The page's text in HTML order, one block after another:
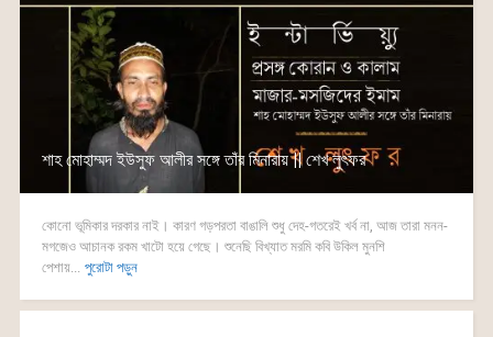
শাহ মোহাম্মদ ইউসুফ আলীর সঙ্গে তাঁর মিনারায় || শেখ লুৎফর
কোনো ভূমিকার দরকার নাই। কারণ গড়পরতা বাঙালি শুধু দেহ-গতরেই খর্ব না, আজ তারা মনন-
মগজেও আচানক রকম খাটো হয়ে গেছে। শুনেছি বিখ্যাত মরমি কবি উকিল মুনশি
পেশায়... পুরোটা পড়ুন